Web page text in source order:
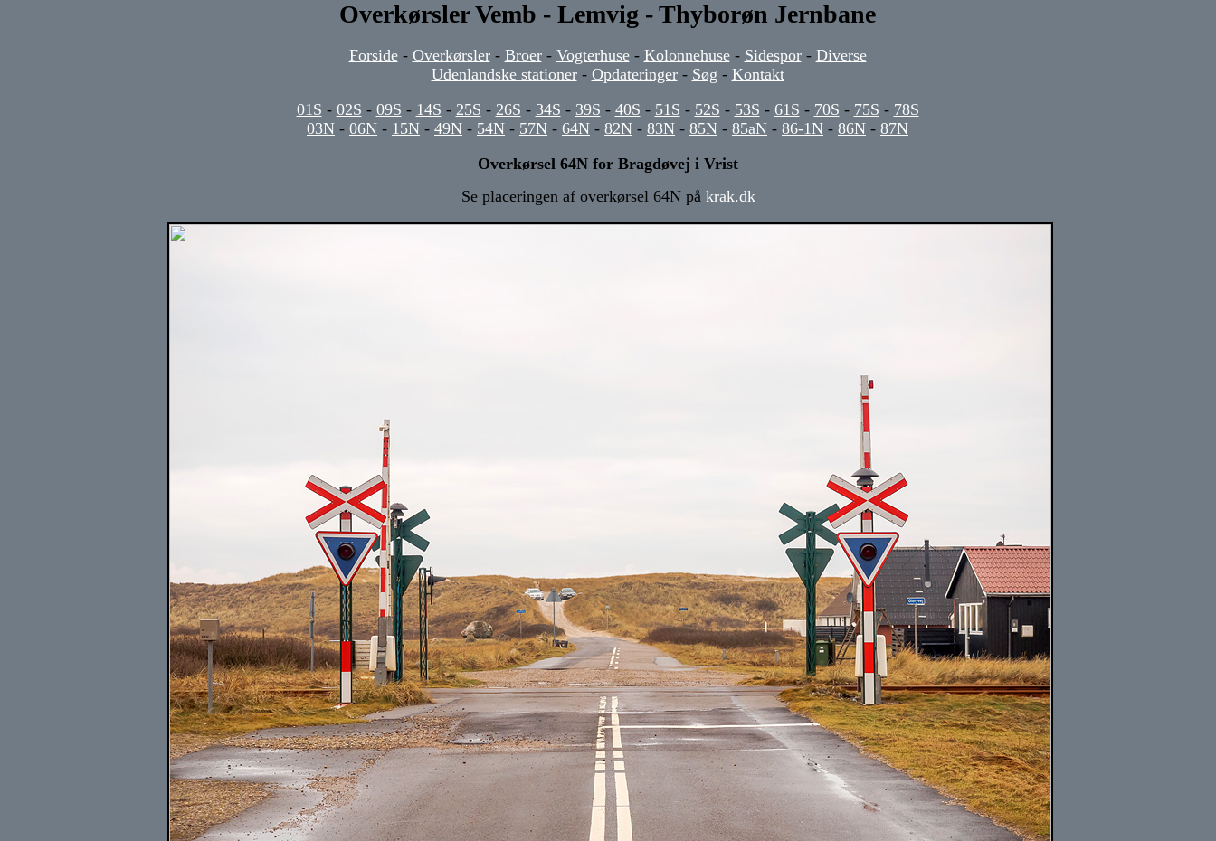
Overkørsler Vemb - Lemvig - Thyborøn Jernbane
Forside- Overkørsler- Broer- Vogterhuse- Kolonnehuse- Sidespor- Diverse
Udenlandske stationer- Opdateringer- Søg - Kontakt
01S - 02S - 09S - 14S - 25S - 26S - 34S - 39S - 40S - 51S - 52S - 53S - 61S - 70S - 75S - 78S
03N - 06N - 15N - 49N - 54N - 57N - 64N - 82N - 83N - 85N - 85aN - 86-1N - 86N - 87N
Overkørsel 64N for Bragdøvej i Vrist
Se placeringen af overkørsel 64N på krak.dk